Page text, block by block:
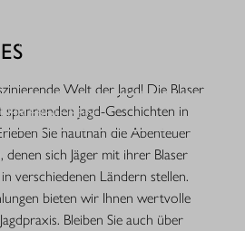
ERFAHREN
Welt der Jagd! Die Blaser
Jagd-Geschichten in
Sie hautnah die Abenteuer
sich Jäger mit ihrer Blaser
verschiedenen Ländern stellen.
bieten wir Ihnen wertvolle
Bleiben Sie auch über